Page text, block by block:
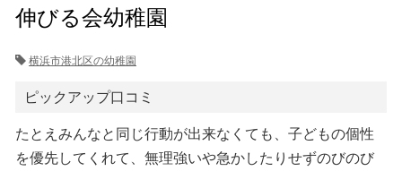
伸びる会幼稚園
横浜市港北区の幼稚園
ピックアップ口コミ
たとえみんなと同じ行動が出来なくても、子どもの個性
を優先してくれて、無理強いや急かしたりせずのびのび